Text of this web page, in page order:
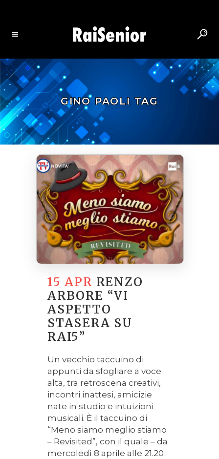
GINO PAOLI TAG
15 APR RENZO
ARBORE “VI
ASPETTO
STASERA SU
RAI5”
Un vecchio taccuino di
appunti da sfogliare a voce
alta, tra retroscena creativi,
incontri inattesi, amicizie
nate in studio e intuizioni
musicali. È il taccuino di
“Meno siamo meglio stiamo
– Revisited”, con il quale – da
mercoledì 8 aprile alle 21.20